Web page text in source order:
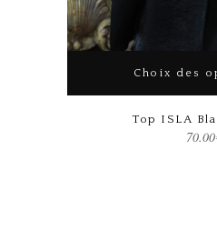
Choix des
Top ISLA
70.00